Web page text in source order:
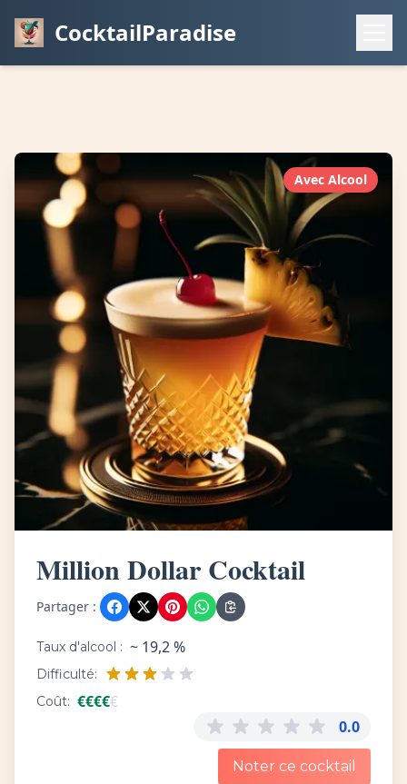
CocktailParadise
Avec Alcool
Million Dollar Cocktail
Partager :
Taux d'alcool : ~ 19,2 %
Difficulté:
Coût: €€€€€
0.0
Noter ce cocktail